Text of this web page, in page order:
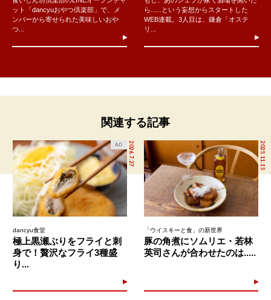
ット「dancyuおやつ倶楽部」で、メ
ンバーから寄せられた美味しいおや
つ...
ら......という妄想からスタートした
WEB連載。3人目は、鎌倉「オステ
リ...
関連する記事
2026.7.27
AD
dancyu食堂
極上黒瀬ぶりをフライと刺
身で！贅沢なフライ3種盛
り...
2025.11.15
「ウイスキーと食」の新世界
豚の角煮にソムリエ・若林
英司さんが合わせたのは.....